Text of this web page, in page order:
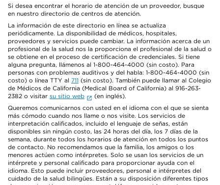
Si desea encontrar el horario de atención de un proveedor, busque
en nuestro directorio de centros de atención.
La información de este directorio en línea se actualiza
periódicamente. La disponibilidad de médicos, hospitales,
proveedores y servicios puede cambiar. La información acerca de un
profesional de la salud nos la proporciona el profesional de la salud o
se obtiene en el proceso de certificación de credenciales. Si tiene
alguna pregunta, llámenos al 1-800-464-4000 (sin costo). Para
personas con problemas auditivos y del habla: 1-800-464-4000 (sin
costo) o línea TTY al 711 (sin costo). También puede llamar al Colegio
de Médicos de California (Medical Board of California) al 916-263-
2382 o visitar su sitio web
(en inglés).
Queremos comunicarnos con usted en el idioma con el que se sienta
más cómodo cuando nos llame o nos visite. Los servicios de
interpretación calificados, incluido el lenguaje de señas, están
disponibles sin ningún costo, las 24 horas del día, los 7 días de la
semana, durante todos los horarios de atención en todos los puntos
de contacto. No recomendamos que la familia, los amigos o los
menores actúen como intérpretes. Solo se usan los servicios de un
intérprete y personal calificado para proporcionar ayuda con el
idioma. Esto puede incluir proveedores, personal e intérpretes del
cuidado de la salud bilingües. Están a su disposición diferentes tipos